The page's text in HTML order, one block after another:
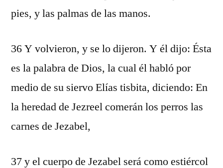
pies, y las palmas de las manos.
36 Y volvieron, y se lo dijeron. Y él dijo: Ésta
es la palabra de Dios, la cual él habló por
medio de su siervo Elías tisbita, diciendo: En
la heredad de Jezreel comerán los perros las
carnes de Jezabel,
37 y el cuerpo de Jezabel será como estiércol